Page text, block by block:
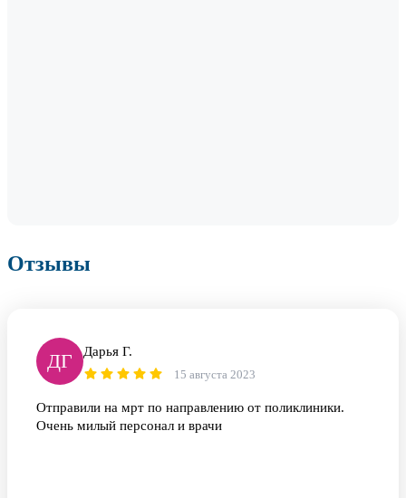
Отзывы
ДГ Дарья Г.
15 августа 2023
Отправили на мрт по направлению от поликлиники.
Очень милый персонал и врачи